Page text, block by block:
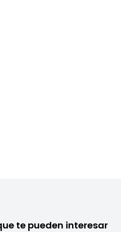
te pueden interesar